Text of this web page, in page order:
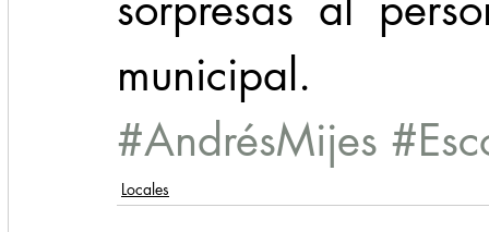
municipal.
#AndrésMijes
Locales